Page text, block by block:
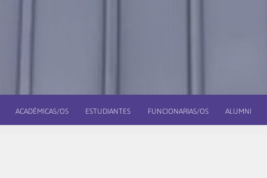
ACADÉMICAS/OS ESTUDIANTES FUNCIONARIAS/OS ALUMNI